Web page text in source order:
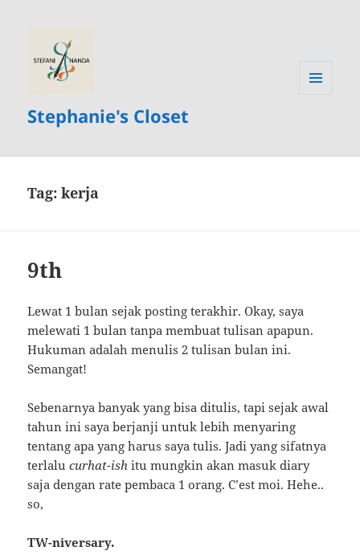
Stephanie's Closet
Tag:kerja
9th
Lewat 1 bulan sejak posting terakhir. Okay, saya
melewati 1 bulan tanpa membuat tulisan apapun.
Hukuman adalah menulis 2 tulisan bulan ini.
Semangat!
Sebenarnya banyak yang bisa ditulis, tapi sejak awal
tahun ini saya berjanji untuk lebih menyaring
tentang apa yang harus saya tulis. Jadi yang sifatnya
terlalucurhat-ishitu mungkin akan masuk diary
saja dengan rate pembaca 1 orang. C’est moi. Hehe..
so,
TW-niversary.